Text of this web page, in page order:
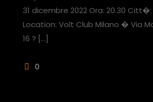
31 dicembre 2022 Ora: 20.30 Citt�:
Location: Volt Club Milano � Via
16 ? […]
0